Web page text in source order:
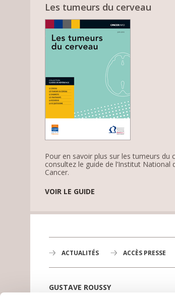
Les tumeurs du cerveau
Pour en savoir plus sur les tumeurs du
consultez le guide de l’Institut National
Cancer.
VOIR LE GUIDE
ACTUALITÉS ACCÈS PRESSE
GUSTAVE ROUSSY